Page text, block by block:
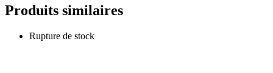
Produits similaires
Rupture de stock